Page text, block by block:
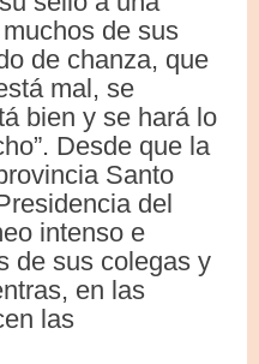
de sus
de chanza, que
mal, se
bien y se hará lo
Desde que la
Santo
del
intenso e
de sus colegas y
en las
las